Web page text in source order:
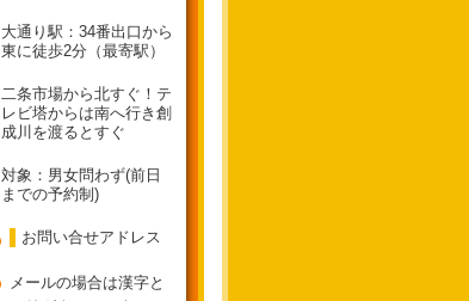
大通り駅：34番出口から
東に徒歩2分（最寄駅）
二条市場から北すぐ！テ
レビ塔からは南へ行き創
成川を渡るとすぐ
対象：男女問わず(前日
までの予約制)
お問い合せアドレス
メールの場合は漢字と